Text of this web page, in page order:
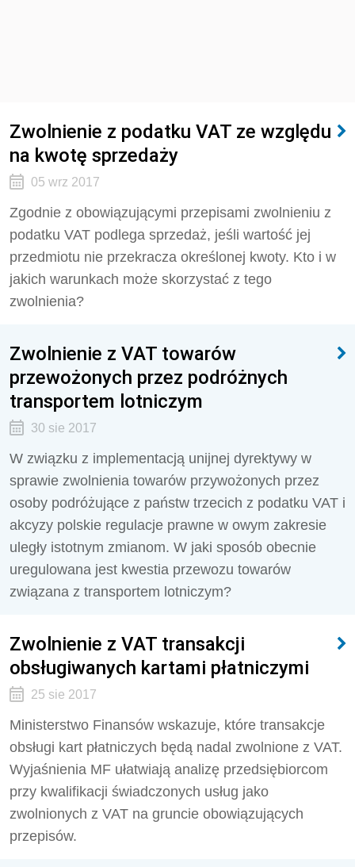
Zwolnienie z podatku VAT ze względu
na kwotę sprzedaży
05 wrz 2017
Zgodnie z obowiązującymi przepisami zwolnieniu z
podatku VAT podlega sprzedaż, jeśli wartość jej
przedmiotu nie przekracza określonej kwoty. Kto i w
jakich warunkach może skorzystać z tego
zwolnienia?
Zwolnienie z VAT towarów
przewożonych przez podróżnych
transportem lotniczym
30 sie 2017
W związku z implementacją unijnej dyrektywy w
sprawie zwolnienia towarów przywożonych przez
osoby podróżujące z państw trzecich z podatku VAT i
akcyzy polskie regulacje prawne w owym zakresie
uległy istotnym zmianom. W jaki sposób obecnie
uregulowana jest kwestia przewozu towarów
związana z transportem lotniczym?
Zwolnienie z VAT transakcji
obsługiwanych kartami płatniczymi
25 sie 2017
Ministerstwo Finansów wskazuje, które transakcje
obsługi kart płatniczych będą nadal zwolnione z VAT.
Wyjaśnienia MF ułatwiają analizę przedsiębiorcom
przy kwalifikacji świadczonych usług jako
zwolnionych z VAT na gruncie obowiązujących
przepisów.